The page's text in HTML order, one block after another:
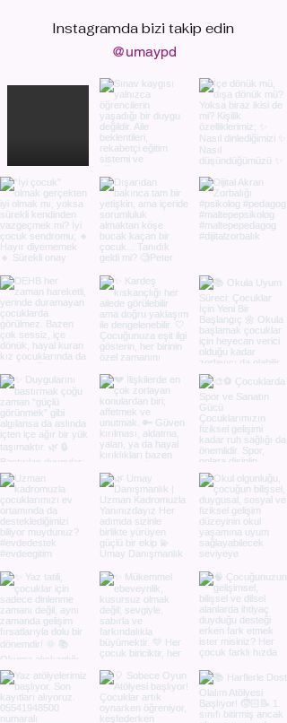
Instagramda bizitakip edin
@umaypd